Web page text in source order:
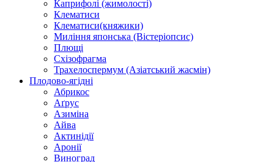
Каприфолі (жимолості)
Клематиси
Клематиси(княжики)
Миління японська (Вістеріопсис)
Плющі
Схізофрагма
Трахелоспермум (Азіатський жасмін)
Плодово-ягідні
Абрикос
Аґрус
Азиміна
Айва
Актинідії
Аронії
Виноград